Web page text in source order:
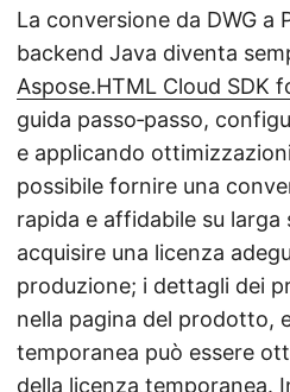
La conversione da DWG a
backend Java diventa
Aspose.HTML Cloud SDK
guida passo‑passo,
e applicando
possibile fornire una
rapida e affidabile su larga
acquisire una licenza
produzione; i dettagli dei
nella pagina del prodotto,
temporanea può essere
della licenza temporanea.